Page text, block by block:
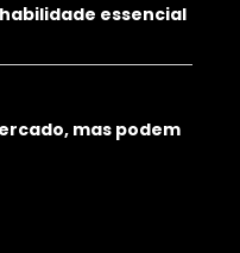
essencial
mas podem